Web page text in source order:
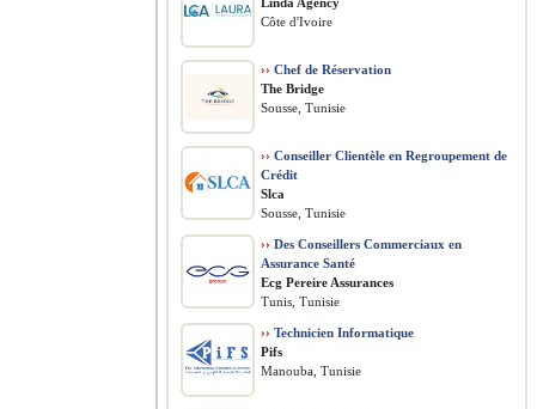
Côte d'Ivoire
›› Chef de Réservation
The Bridge
Sousse, Tunisie
›› Conseiller Clientèle en Regroupement de
Crédit
Slca
Sousse, Tunisie
›› Des Conseillers Commerciaux en
Assurance Santé
Ecg Pereire Assurances
Tunis, Tunisie
›› Technicien Informatique
Pifs
Manouba, Tunisie